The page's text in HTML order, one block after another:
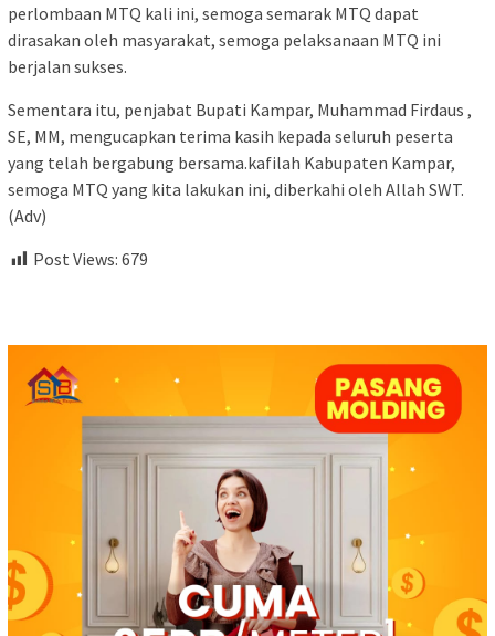
perlombaan MTQ kali ini, semoga semarak MTQ dapat
dirasakan oleh masyarakat, semoga pelaksanaan MTQ ini
berjalan sukses.
Sementara itu, penjabat Bupati Kampar, Muhammad Firdaus ,
SE, MM, mengucapkan terima kasih kepada seluruh peserta
yang telah bergabung bersama.kafilah Kabupaten Kampar,
semoga MTQ yang kita lakukan ini, diberkahi oleh Allah SWT.
(Adv)
Post Views: 679